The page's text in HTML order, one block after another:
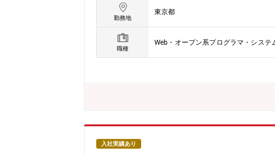
Valueである「User Focus」と「Fairness」を体現する
た持続可能なプラットフォームの設計と運用を担い、
ションでは、Salesforceを中心としたシステム設計・開
支える仕組みを構築していただきます。特に、高度な
を実現していただくことを期待しています。
た機能設計と開発Salesforceを中心としたシステム間デ
ロジェクト管理（スコープ、優先順位、QCD管理）ス
ションの魅力】■技術力とビジネススキルを融合できる
やマネジメントスキルを磨くことで、技術専門職から経
勤務地
東京都
職種
Web・オープン系プログラマ・システ
入社実績あり